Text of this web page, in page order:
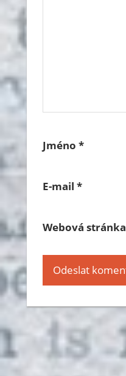
Jméno *
E-mail *
Webová stránka